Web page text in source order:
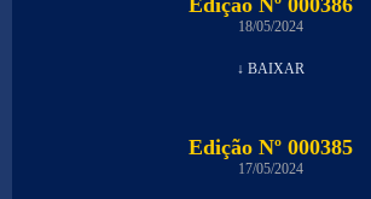
18/05/2024
↓ BAIXAR
Edição Nº 000385
17/05/2024